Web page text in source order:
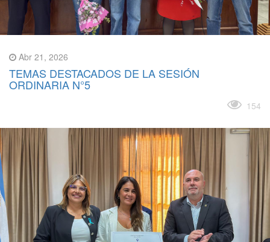
Abr 21, 2026
TEMAS DESTACADOS DE LA SESIÓN
ORDINARIA N°5
154